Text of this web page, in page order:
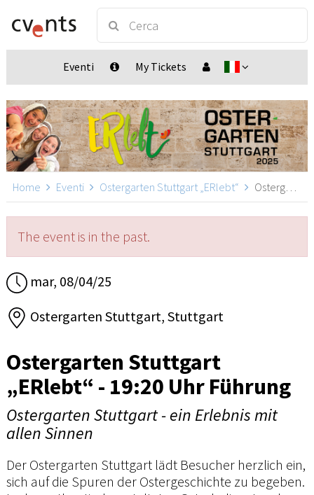
Eventi My Tickets
Home Eventi Ostergarten Stuttgart „ERlebt“ Ostergarten Stuttgart „ERlebt“ - 19:20 Uhr Führung, Stuttgart
The event is in the past.
mar, 08/04/25
Ostergarten Stuttgart, Stuttgart
Ostergarten Stuttgart
„ERlebt“ - 19:20 Uhr Führung
Ostergarten Stuttgart - ein Erlebnis mit
allen Sinnen
Der Ostergarten Stuttgart lädt Besucher herzlich ein,
sich auf die Spuren der Ostergeschichte zu begeben.